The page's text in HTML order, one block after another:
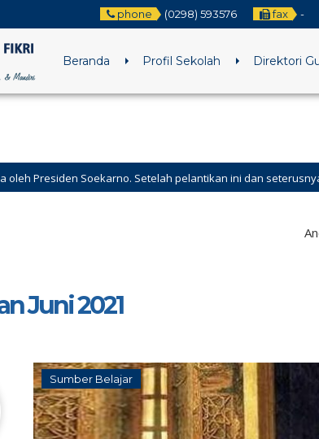
phone (0298) 593576 fax -
Beranda Profil Sekolah Direktori
Setelah pelantikan ini dan seterusnya, pada tanggal
Juni 2021
Sumber Belajar